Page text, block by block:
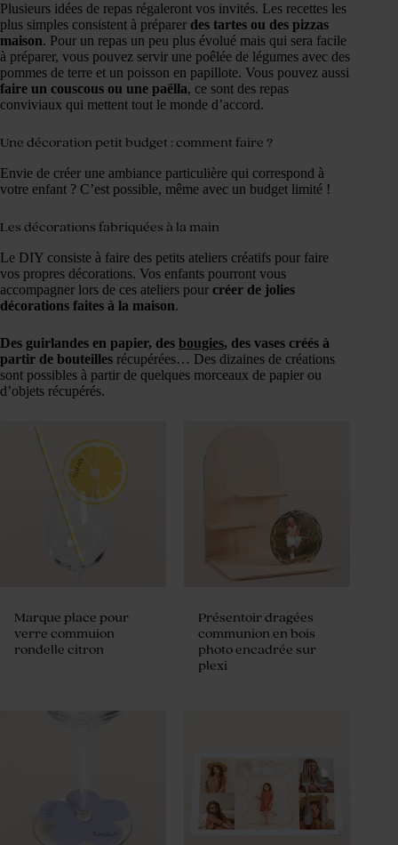
Plusieurs idées de repas régaleront vos invités. Les recettes les
plus simples consistent à préparer des tartes ou des pizzas
maison. Pour un repas un peu plus évolué mais qui sera facile
à préparer, vous pouvez servir une poêlée de légumes avec des
pommes de terre et un poisson en papillote. Vous pouvez aussi
faire un couscous ou une paëlla, ce sont des repas
conviviaux qui mettent tout le monde d’accord.
Une décoration petit budget : comment faire ?
Envie de créer une ambiance particulière qui correspond à
votre enfant ? C’est possible, même avec un budget limité !
Les décorations fabriquées à la main
Le DIY consiste à faire des petits ateliers créatifs pour faire
vos propres décorations. Vos enfants pourront vous
accompagner lors de ces ateliers pour créer de jolies
décorations faites à la maison.
Des guirlandes en papier, des bougies, des vases créés à
partir de bouteilles récupérées… Des dizaines de créations
sont possibles à partir de quelques morceaux de papier ou
d’objets récupérés.
Marque place pour
verre commuion
rondelle citron
Présentoir dragées
communion en bois
photo encadrée sur
plexi